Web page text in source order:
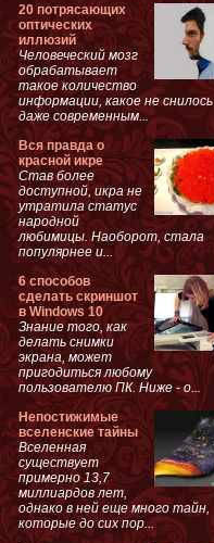
20 потрясающих
оптических
иллюзий
Человеческий мозг
обрабатывает
такое количество
информации, какое не снилось
даже современным...
Вся правда о
красной икре
Став более
доступной, икра не
утратила статус
народной
любимицы. Наоборот, стала
популярнее и...
6 способов
сделать скриншот
в Windows 10
Знание того, как
делать снимки
экрана, может
пригодиться любому
пользователю ПК. Ниже - о...
Непостижимые
вселенские тайны
Вселенная
существует
примерно 13,7
миллиардов лет,
однако в ней еще много тайн,
которые до сих пор...